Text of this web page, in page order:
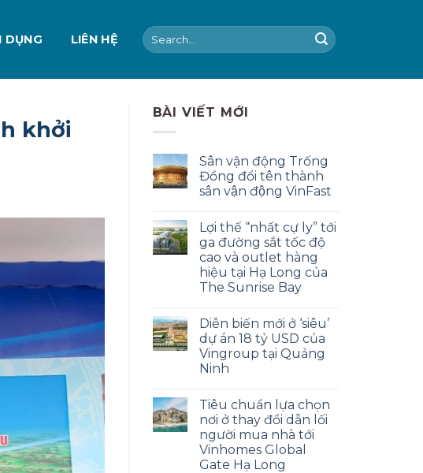
DỤNG LIÊN HỆ
Search
for:
khởi
BÀI VIẾT MỚI
Sân vận động Trống
Đồng đổi tên thành
sân vận động VinFast
Lợi thế “nhất cự ly” tới
ga đường sắt tốc độ
cao và outlet hàng
hiệu tại Hạ Long của
The Sunrise Bay
Diễn biến mới ở ‘siêu’
dự án 18 tỷ USD của
Vingroup tại Quảng
Ninh
Tiêu chuẩn lựa chọn
nơi ở thay đổi dẫn lối
người mua nhà tới
Vinhomes Global
Gate Hạ Long